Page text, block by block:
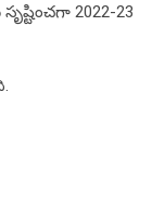
2022-23